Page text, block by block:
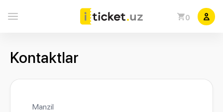
0
Kontaktlar
Manzil